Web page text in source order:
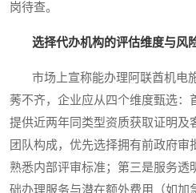
岗待查。
选择代办机构的评估维度与风
市场上宣称能办理阿联酋机电
莠不齐，企业应从四个维度甄选：
提供近两年同类型资质获取证明及
团队构成，优先选择拥有前政府
熟悉内部评审标准；第三是服务透
础办理服务与潜在额外费用（如加